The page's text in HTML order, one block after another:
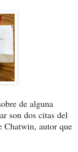
de alguna
son dos citas del
Chatwin, autor que